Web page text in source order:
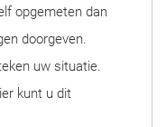
opgemeten dan
doorgeven.
uw situatie.
kunt u dit